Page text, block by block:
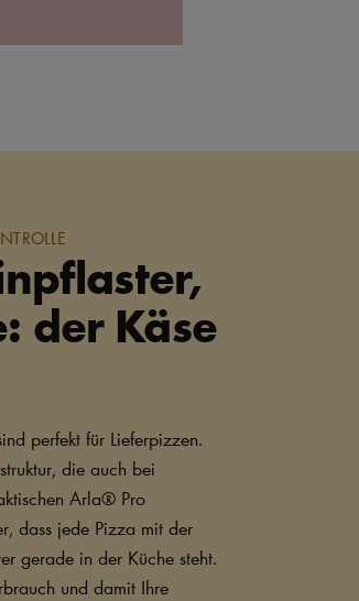
der Käse
perfekt für Lieferpizzen.
die auch bei
Arla® Pro
dass jede Pizza mit der
gerade in der Küche steht.
und damit Ihre